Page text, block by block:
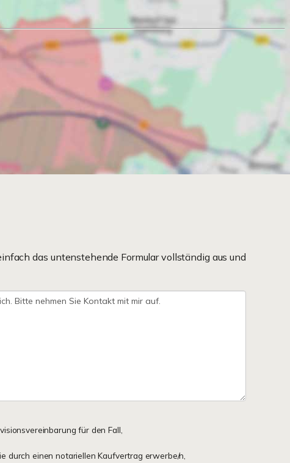
das untenstehende Formular vollständig aus und
für den Fall,
durch einen notariellen Kaufvertrag erwerbe/n,